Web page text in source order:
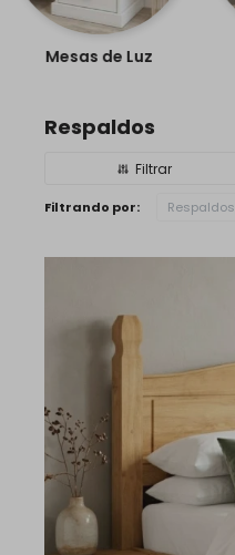
Mesas de Luz
Respaldos
Filtrando por: Respaldos